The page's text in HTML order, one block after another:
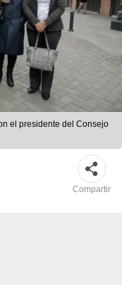
el presidente del Consejo
Compartir